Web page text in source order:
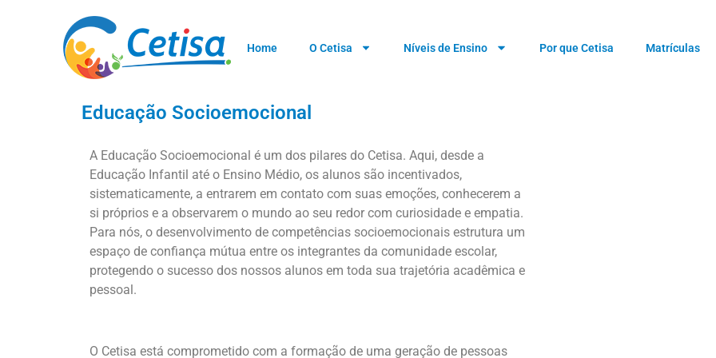
Home O Cetisa Níveis de Ensino Por que Cetisa Matrículas
Educação Socioemocional
A Educação Socioemocional é um dos pilares do Cetisa. Aqui, desde a
Educação Infantil até o Ensino Médio, os alunos são incentivados,
sistematicamente, a entrarem em contato com suas emoções, conhecerem a
si próprios e a observarem o mundo ao seu redor com curiosidade e empatia.
Para nós, o desenvolvimento de competências socioemocionais estrutura um
espaço de confiança mútua entre os integrantes da comunidade escolar,
protegendo o sucesso dos nossos alunos em toda sua trajetória acadêmica e
pessoal.
O Cetisa está comprometido com a formação de uma geração de pessoas